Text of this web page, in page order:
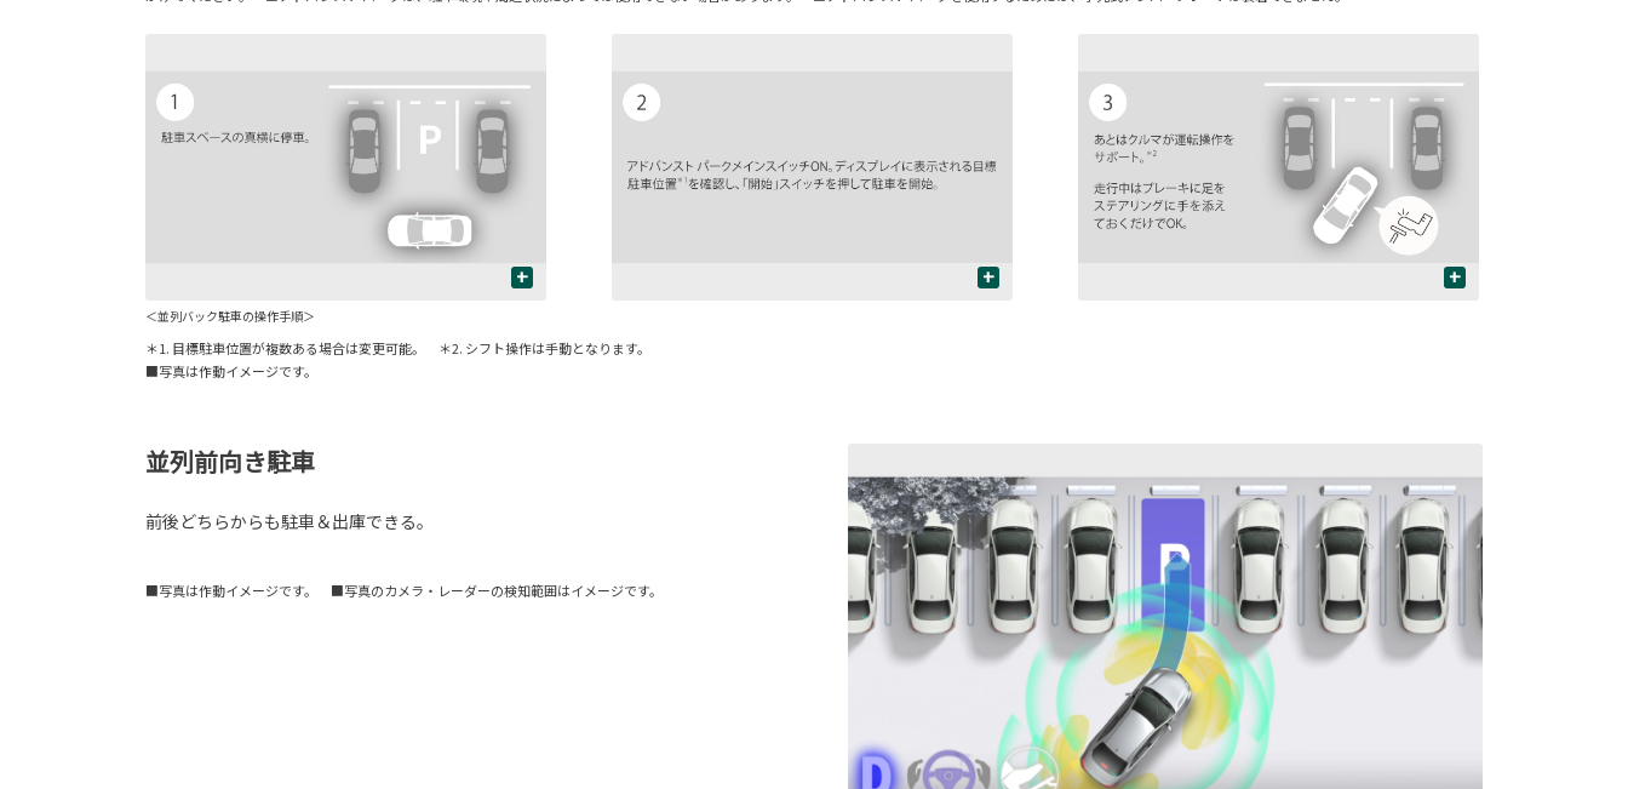
+
＜並列バック駐車の操作手順＞
+ +
＊1. 目標駐車位置が複数ある場合は変更可能。 ＊2. シフト操作は手動となります。
■写真は作動イメージです。
並列前向き駐車
前後どちらからも駐車＆出庫できる。
■写真は作動イメージです。 ■写真のカメラ・レーダーの検知範囲はイメージです。